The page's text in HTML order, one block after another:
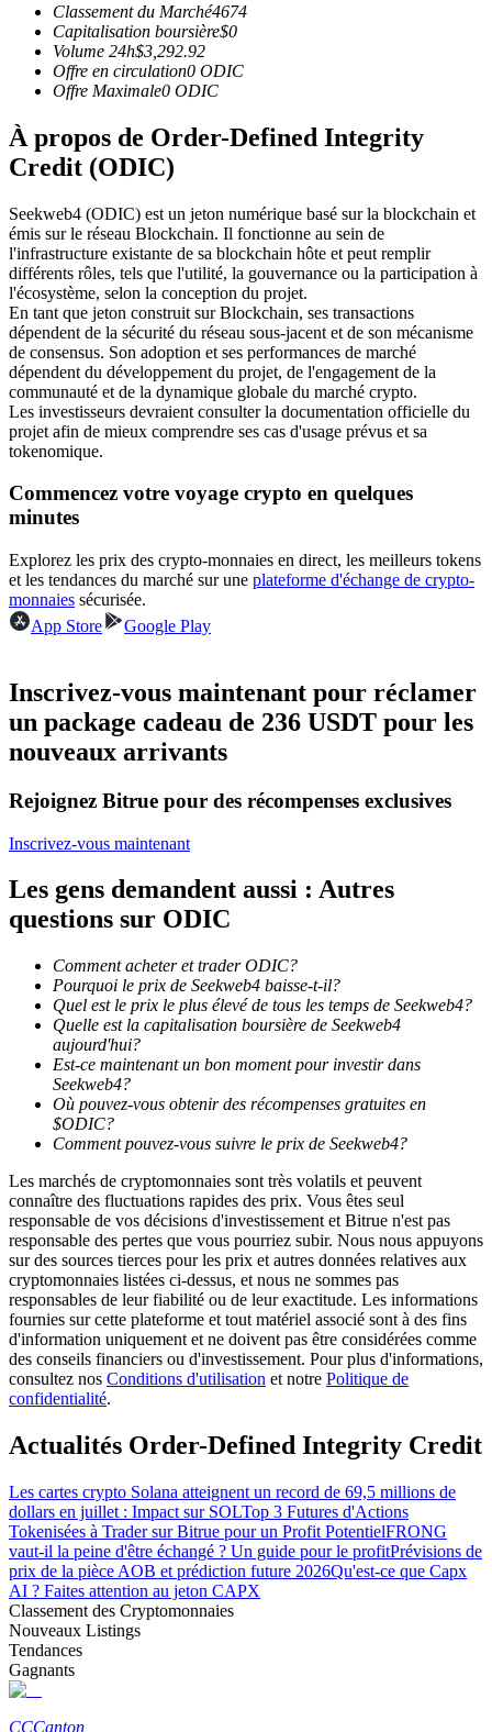
Copie de Trading
Rejoignez les meilleurs traders
Devenez un trader de copie
Profitez du partage des bénéfices et des commissions de copy
trading
Information
Analyse de mégadonnées, y compris des informations
Guide de démarrage des contrats à terme
Stratégies de trading
Apprenez à rester rentable
Gagner
Cochon de puissance
Gagnez quotidiennement des récompenses compétitives
Classement du Marché4674
Capitalisation boursière$0
Volume 24h$3,292.92
Offre en circulation0 ODIC
Offre Maximale0 ODIC
À propos de Order-Defined Integrity
Credit (ODIC)
Seekweb4 (ODIC) est un jeton numérique basé sur la blockchain et
émis sur le réseau Blockchain. Il fonctionne au sein de
l'infrastructure existante de sa blockchain hôte et peut remplir
différents rôles, tels que l'utilité, la gouvernance ou la participation à
l'écosystème, selon la conception du projet.
En tant que jeton construit sur Blockchain, ses transactions
dépendent de la sécurité du réseau sous-jacent et de son mécanisme
de consensus. Son adoption et ses performances de marché
dépendent du développement du projet, de l'engagement de la
communauté et de la dynamique globale du marché crypto.
Les investisseurs devraient consulter la documentation officielle du
projet afin de mieux comprendre ses cas d'usage prévus et sa
tokenomique.
Commencez votre voyage crypto en quelques
minutes
Explorez les prix des crypto-monnaies en direct, les meilleurs tokens
et les tendances du marché sur une plateforme d'échange de crypto-
monnaies sécurisée.
App Store
Google Play
Inscrivez-vous maintenant pour réclamer
un package cadeau de 236 USDT pour les
nouveaux arrivants
Rejoignez Bitrue pour des récompenses exclusives
Inscrivez-vous maintenant
Les gens demandent aussi : Autres
questions sur ODIC
Comment acheter et trader ODIC?
Pourquoi le prix de Seekweb4 baisse-t-il?
Quel est le prix le plus élevé de tous les temps de Seekweb4?
Quelle est la capitalisation boursière de Seekweb4
aujourd'hui?
Est-ce maintenant un bon moment pour investir dans
Seekweb4?
Où pouvez-vous obtenir des récompenses gratuites en
$ODIC?
Comment pouvez-vous suivre le prix de Seekweb4?
Les marchés de cryptomonnaies sont très volatils et peuvent
connaître des fluctuations rapides des prix. Vous êtes seul
responsable de vos décisions d'investissement et Bitrue n'est pas
responsable des pertes que vous pourriez subir. Nous nous appuyons
sur des sources tierces pour les prix et autres données relatives aux
cryptomonnaies listées ci-dessus, et nous ne sommes pas
responsables de leur fiabilité ou de leur exactitude. Les informations
fournies sur cette plateforme et tout matériel associé sont à des fins
d'information uniquement et ne doivent pas être considérées comme
des conseils financiers ou d'investissement. Pour plus d'informations,
consultez nos Conditions d'utilisation et notre Politique de
confidentialité.
Actualités Order-Defined Integrity Credit
Les cartes crypto Solana atteignent un record de 69,5 millions de
dollars en juillet : Impact sur SOLTop 3 Futures d'Actions
Tokenisées à Trader sur Bitrue pour un Profit PotentielFRONG
vaut-il la peine d'être échangé ? Un guide pour le profitPrévisions de
prix de la pièce AOB et prédiction future 2026Qu'est-ce que Capx
AI ? Faites attention au jeton CAPX
Classement des Cryptomonnaies
Nouveaux Listings
Tendances
Gagnants
CCCanton